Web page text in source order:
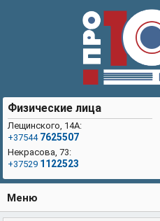
Физические лица
Лещинского, 14А:
+37544 7625507
Некрасова, 73:
+37529 1122523
Меню